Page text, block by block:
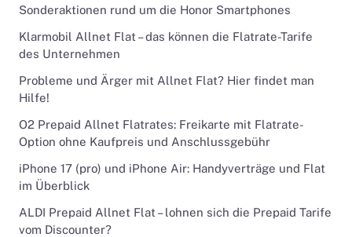
Sonderaktionen rund um die Honor Smartphones
Klarmobil Allnet Flat – das können die Flatrate-Tarife
des Unternehmen
Probleme und Ärger mit Allnet Flat? Hier findet man
Hilfe!
O2 Prepaid Allnet Flatrates: Freikarte mit Flatrate-
Option ohne Kaufpreis und Anschlussgebühr
iPhone 17 (pro) und iPhone Air: Handyverträge und Flat
im Überblick
ALDI Prepaid Allnet Flat – lohnen sich die Prepaid Tarife
vom Discounter?